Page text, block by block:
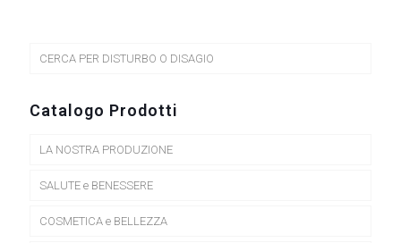
CERCA PER DISTURBO O DISAGIO
Catalogo Prodotti
LA NOSTRA PRODUZIONE
SALUTE e BENESSERE
COSMETICA e BELLEZZA